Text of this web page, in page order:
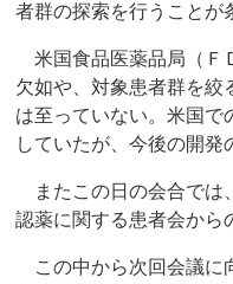
者群の探索を行うことが
米国食品医薬品局（Ｆ
欠如や、対象患者群を絞
は至っていない。米国で
していたが、今後の開発
またこの日の会合では
認薬に関する患者会から
この中から次回会議に